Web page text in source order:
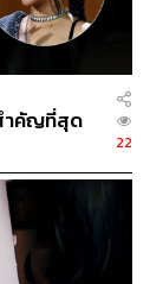
ำคัญที่สุด
22